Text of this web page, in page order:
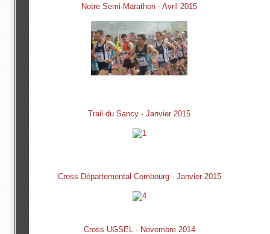
Notre Semi-Marathon - Avril 2015
Trail du Sancy - Janvier 2015
Cross Départemental Combourg - Janvier 2015
Cross UGSEL - Novembre 2014